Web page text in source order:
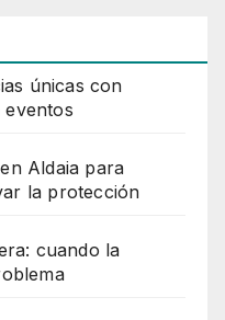
únicas con
Aldaia para
la protección
cuando la